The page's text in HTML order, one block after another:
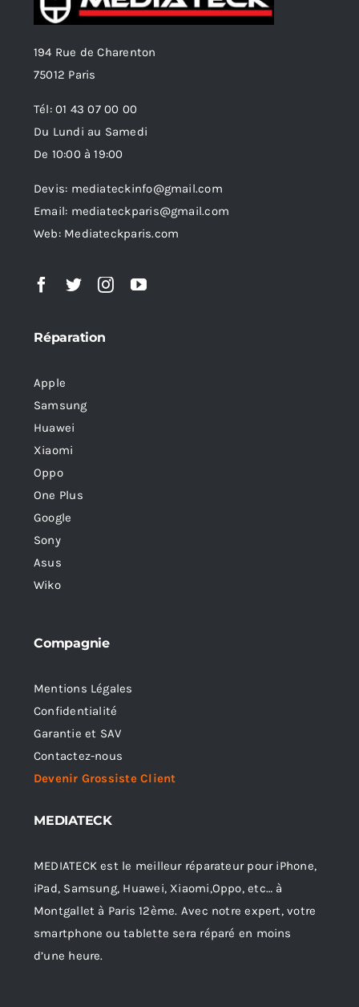
194 Rue de Charenton
75012 Paris
Tél: 01 43 07 00 00
Du Lundi au Samedi
De 10:00 à 19:00
Devis: mediateckinfo@gmail.com
Email: mediateckparis@gmail.com
Web: Mediateckparis.com
Réparation
Apple
Samsung
Huawei
Xiaomi
Oppo
One Plus
Google
Sony
Asus
Wiko
Compagnie
Mentions Légales
Confidentialité
Garantie et SAV
Contactez-nous
Devenir Grossiste Client
MEDIATECK
MEDIATECK est le meilleur réparateur pour iPhone,
iPad, Samsung, Huawei, Xiaomi,Oppo, etc… à
Montgallet à Paris 12ème. Avec notre expert, votre
smartphone ou tablette sera réparé en moins
d’une heure.